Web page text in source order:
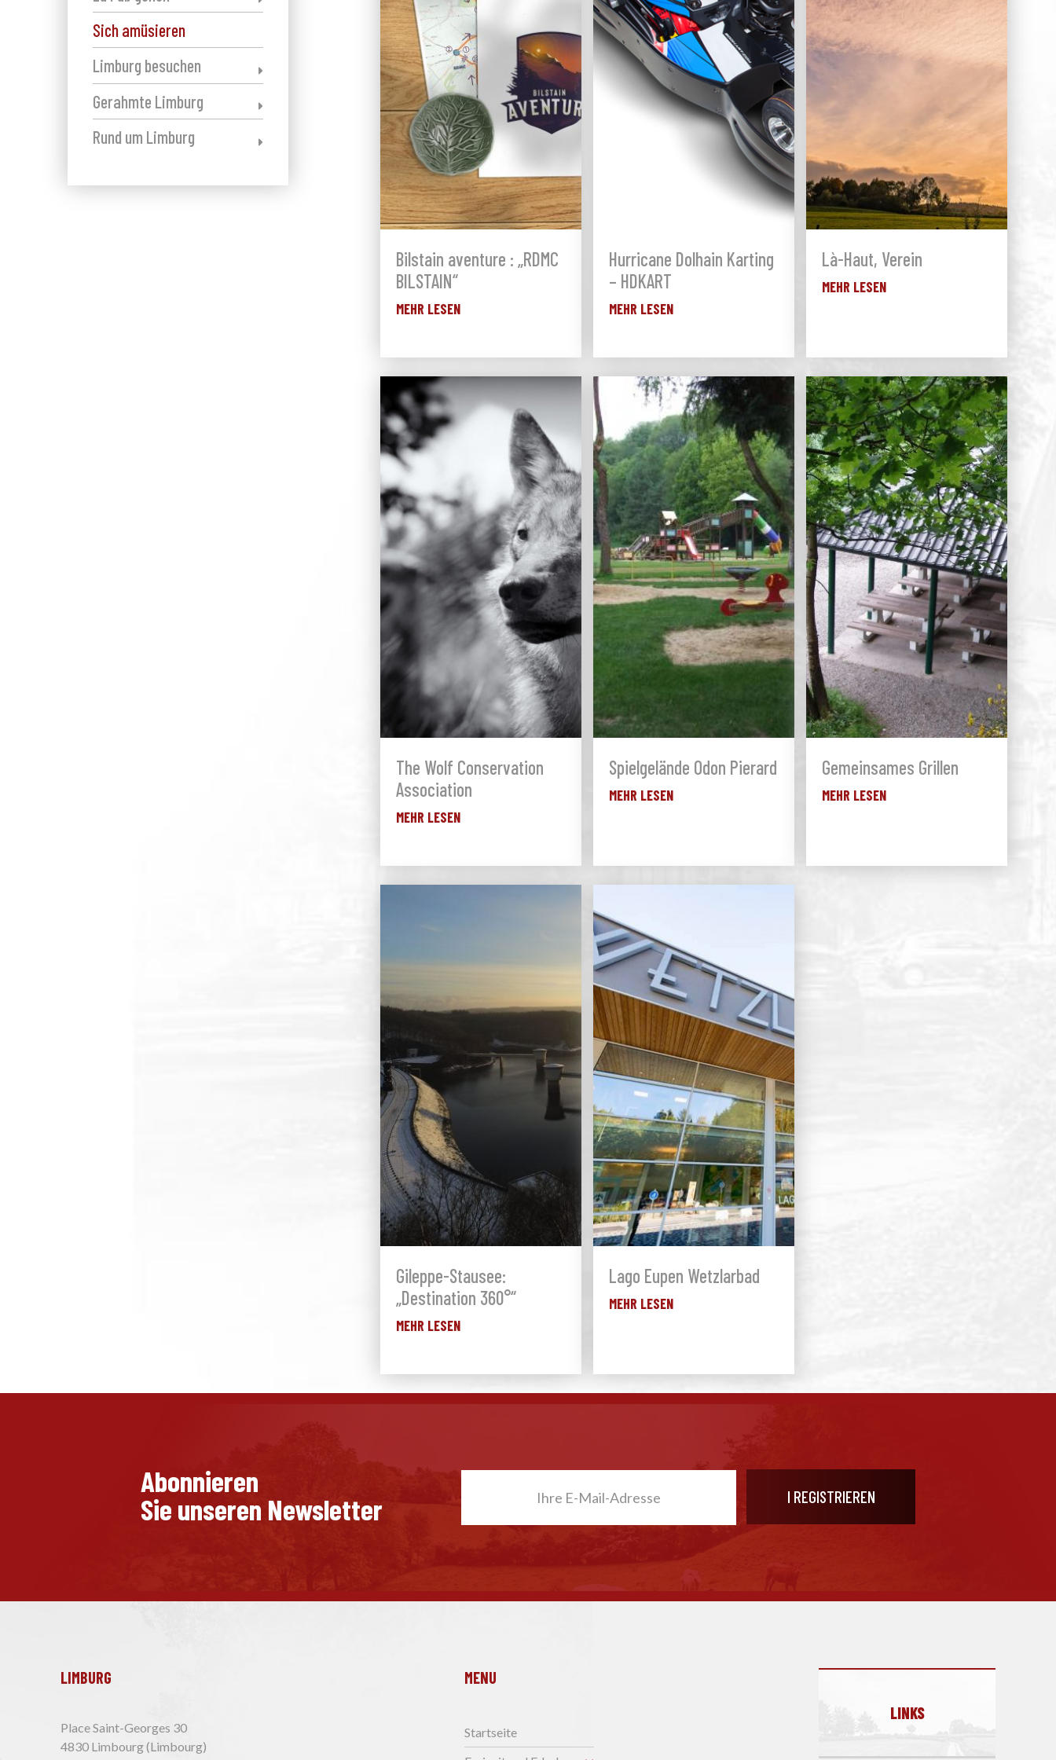
Sich amüsieren
Limburg besuchen
Gerahmte Limburg
Rund um Limburg
Bilstain aventure : „RDMC
BILSTAIN“
MEHR LESEN
Hurricane Dolhain Karting
– HDKART
MEHR LESEN
Là-Haut, Verein
MEHR LESEN
The Wolf Conservation
Association
MEHR LESEN
Spielgelände Odon Pierard
MEHR LESEN
Gemeinsames Grillen
MEHR LESEN
Gileppe-Stausee:
„Destination 360°“
MEHR LESEN
Lago Eupen Wetzlarbad
MEHR LESEN
Abonnieren
Sie unseren Newsletter
LIMBURG
Place Saint-Georges 30
4830 Limbourg (Limbourg)
MENU
Startseite
LINKS